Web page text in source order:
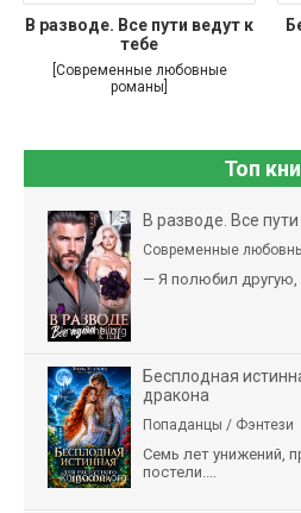
В разводе. Все пути ведут к
тебе
[Современные любовные
романы]
Топ
В разводе. Все
Современные
— Я полюбил другую,
Бесплодная
дракона
Попаданцы / Фэнтези
Семь лет унижений,
постели....